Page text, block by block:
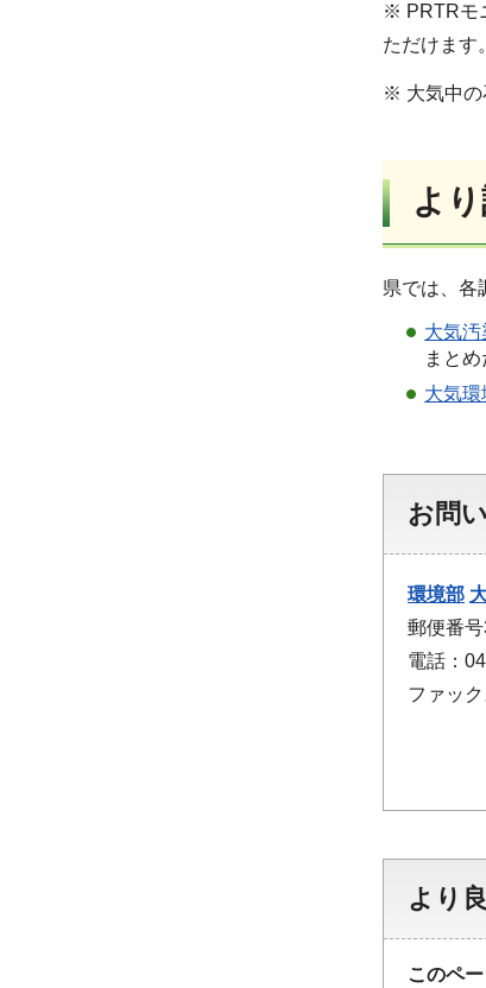
※ PRTRモ
ただけます。
※ 大気中の
よ
県では、各
大気
まと
大気
お問
環境部
郵便番
電話：
ファッ
より
このペ